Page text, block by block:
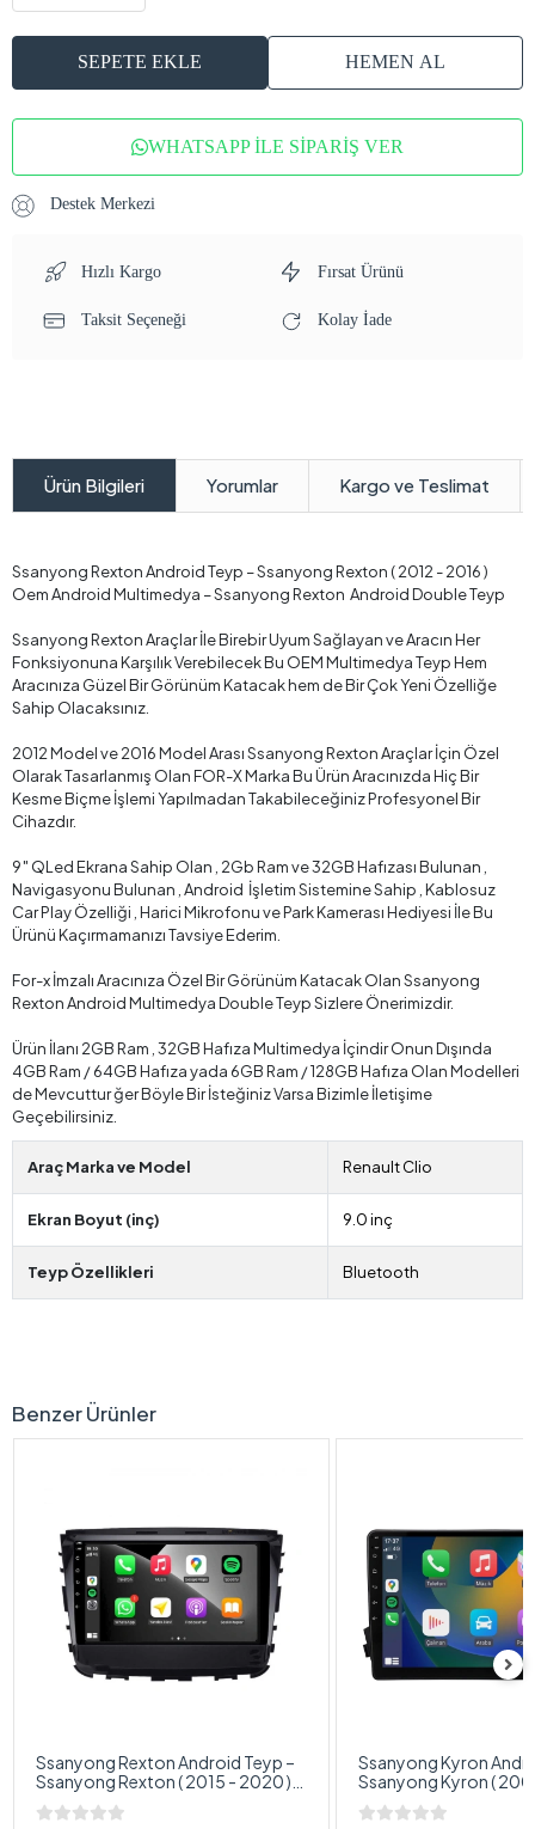
SEPETE EKLE HEMEN AL
WHATSAPP İLE SİPARİŞ VER
Destek Merkezi
Hızlı Kargo Fırsat Ürünü
Taksit Seçeneği Kolay İade
Ürün Bilgileri Yorumlar Kargo ve Teslimat
Ssanyong Rexton Android Teyp – Ssanyong Rexton ( 2012 - 2016 )
Oem Android Multimedya – Ssanyong Rexton Android Double Teyp
Ssanyong Rexton Araçlar İle Birebir Uyum Sağlayan ve Aracın Her
Fonksiyonuna Karşılık Verebilecek Bu OEM Multimedya Teyp Hem
Aracınıza Güzel Bir Görünüm Katacak hem de Bir Çok Yeni Özelliğe
Sahip Olacaksınız.
2012 Model ve 2016 Model Arası Ssanyong Rexton Araçlar İçin Özel
Olarak Tasarlanmış Olan FOR-X Marka Bu Ürün Aracınızda Hiç Bir
Kesme Biçme İşlemi Yapılmadan Takabileceğiniz Profesyonel Bir
Cihazdır.
9″ QLed Ekrana Sahip Olan , 2Gb Ram ve 32GB Hafızası Bulunan ,
Navigasyonu Bulunan , Android İşletim Sistemine Sahip , Kablosuz
Car Play Özelliği , Harici Mikrofonu ve Park Kamerası Hediyesi İle Bu
Ürünü Kaçırmamanızı Tavsiye Ederim.
For-x İmzalı Aracınıza Özel Bir Görünüm Katacak Olan Ssanyong
Rexton Android Multimedya Double Teyp Sizlere Önerimizdir.
Ürün İlanı 2GB Ram , 32GB Hafıza Multimedya İçindir Onun Dışında
4GB Ram / 64GB Hafıza yada 6GB Ram / 128GB Hafıza Olan Modelleri
de Mevcuttur ğer Böyle Bir İsteğiniz Varsa Bizimle İletişime
Geçebilirsiniz.
Araç Marka ve Model Renault Clio
Ekran Boyut (inç) 9.0 inç
Teyp Özellikleri Bluetooth
Benzer Ürünler
Ssanyong Rexton Android Teyp –
Ssanyong Rexton ( 2015 - 2020 )
Oem Android Multimedya –
Ssanyong Rexton Android Double
Ssanyong Kyron
Ssanyong Kyron (
Oem Android
Ssanyong Kyron